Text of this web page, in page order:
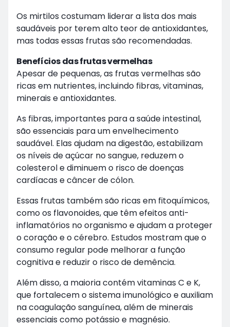
Os mirtilos costumam liderar a lista dos mais
saudáveis por terem alto teor de antioxidantes,
mas todas essas frutas são recomendadas.
Benefícios das frutas vermelhas
Apesar de pequenas, as frutas vermelhas são
ricas em nutrientes, incluindo fibras, vitaminas,
minerais e antioxidantes.
As fibras, importantes para a saúde intestinal,
são essenciais para um envelhecimento
saudável. Elas ajudam na digestão, estabilizam
os níveis de açúcar no sangue, reduzem o
colesterol e diminuem o risco de doenças
cardíacas e câncer de cólon.
Essas frutas também são ricas em fitoquímicos,
como os flavonoides, que têm efeitos anti-
inflamatórios no organismo e ajudam a proteger
o coração e o cérebro. Estudos mostram que o
consumo regular pode melhorar a função
cognitiva e reduzir o risco de demência.
Além disso, a maioria contém vitaminas C e K,
que fortalecem o sistema imunológico e auxiliam
na coagulação sanguínea, além de minerais
essenciais como potássio e magnésio.